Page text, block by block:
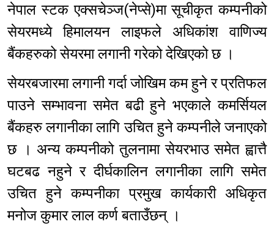
नेपाल स्टक एक्सचेञ्ज(नेप्से)मा सूचीकृत कम्पनीको
सेयरमध्ये हिमालयन लाइफले अधिकांश वाणिज्य
बैंकहरुको सेयरमा लगानी गरेको देखिएको छ ।
सेयरबजारमा लगानी गर्दा जोखिम कम हुने र प्रतिफल
पाउने सम्भावना समेत बढी हुने भएकाले कमर्सियल
बैंकहरु लगानीका लागि उचित हुने कम्पनीले जनाएको
छ । अन्य कम्पनीको तुलनामा सेयरभाउ समेत ह्वात्तै
घटबढ नहुने र दीर्घकालिन लगानीका लागि समेत
उचित हुने कम्पनीका प्रमुख कार्यकारी अधिकृत
मनोज कुमार लाल कर्ण बताउँछन् ।